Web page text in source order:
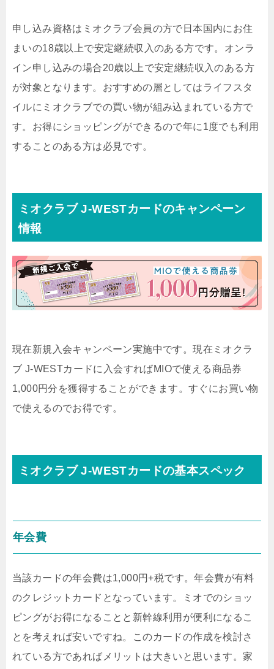
申し込み資格はミオクラブ会員の方で日本国内にお住
まいの18歳以上で安定継続収入のある方です。オンラ
イン申し込みの場合20歳以上で安定継続収入のある方
が対象となります。おすすめの層としてはライフスタ
イルにミオクラブでの買い物が組み込まれている方で
す。お得にショッピングができるので年に1度でも利用
することのある方は必見です。
ミオクラブ J‐WESTカードのキャンペーン
情報
現在新規入会キャンペーン実施中です。現在ミオクラ
ブ J‐WESTカードに入会すればMIOで使える商品券
1,000円分を獲得することができます。すぐにお買い物
で使えるのでお得です。
ミオクラブ J‐WESTカードの基本スペック
年会費
当該カードの年会費は1,000円+税です。年会費が有料
のクレジットカードとなっています。ミオでのショッ
ピングがお得になることと新幹線利用が便利になるこ
とを考えれば安いですね。このカードの作成を検討さ
れている方であればメリットは大きいと思います。家